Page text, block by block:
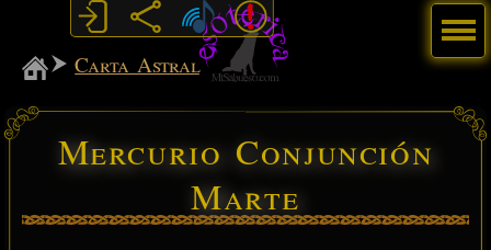
MiSabueso
Carta Astral
Mercurio Conjunción
Marte
Menú